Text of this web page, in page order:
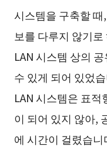
시스템을 구축할 때
보를 다루지 않기
LAN 시스템 상의
수 있게 되어 있었
LAN 시스템은 표적
이 되어 있지 않아,
에 시간이 걸렸습니